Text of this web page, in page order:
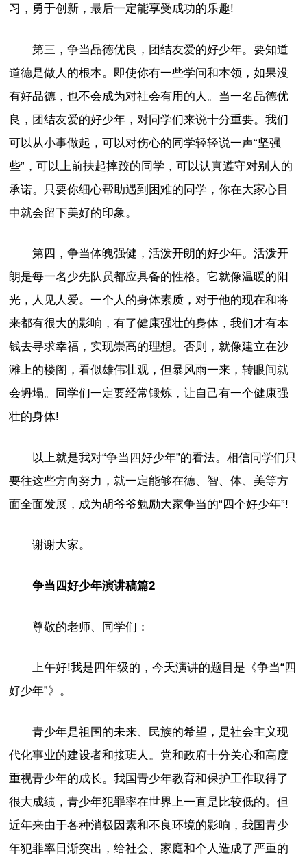
习，勇于创新，最后一定能享受成功的乐趣!
第三，争当品德优良，团结友爱的好少年。要知道
道德是做人的根本。即使你有一些学问和本领，如果没
有好品德，也不会成为对社会有用的人。当一名品德优
良，团结友爱的好少年，对同学们来说十分重要。我们
可以从小事做起，可以对伤心的同学轻轻说一声“坚强
些”，可以上前扶起摔跤的同学，可以认真遵守对别人的
承诺。只要你细心帮助遇到困难的同学，你在大家心目
中就会留下美好的印象。
第四，争当体魄强健，活泼开朗的好少年。活泼开
朗是每一名少先队员都应具备的性格。它就像温暖的阳
光，人见人爱。一个人的身体素质，对于他的现在和将
来都有很大的影响，有了健康强壮的身体，我们才有本
钱去寻求幸福，实现崇高的理想。否则，就像建立在沙
滩上的楼阁，看似雄伟壮观，但暴风雨一来，转眼间就
会坍塌。同学们一定要经常锻炼，让自己有一个健康强
壮的身体!
以上就是我对“争当四好少年”的看法。相信同学们只
要往这些方向努力，就一定能够在德、智、体、美等方
面全面发展，成为胡爷爷勉励大家争当的“四个好少年”!
谢谢大家。
争当四好少年演讲稿篇2
尊敬的老师、同学们：
上午好!我是四年级的，今天演讲的题目是《争当“四
好少年”》。
青少年是祖国的未来、民族的希望，是社会主义现
代化事业的建设者和接班人。党和政府十分关心和高度
重视青少年的成长。我国青少年教育和保护工作取得了
很大成绩，青少年犯罪率在世界上一直是比较低的。但
近年来由于各种消极因素和不良环境的影响，我国青少
年犯罪率日渐突出，给社会、家庭和个人造成了严重的